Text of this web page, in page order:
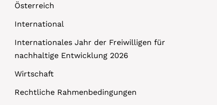
Österreich
International
Internationales Jahr der Freiwilligen für
nachhaltige Entwicklung 2026
Wirtschaft
Rechtliche Rahmenbedingungen